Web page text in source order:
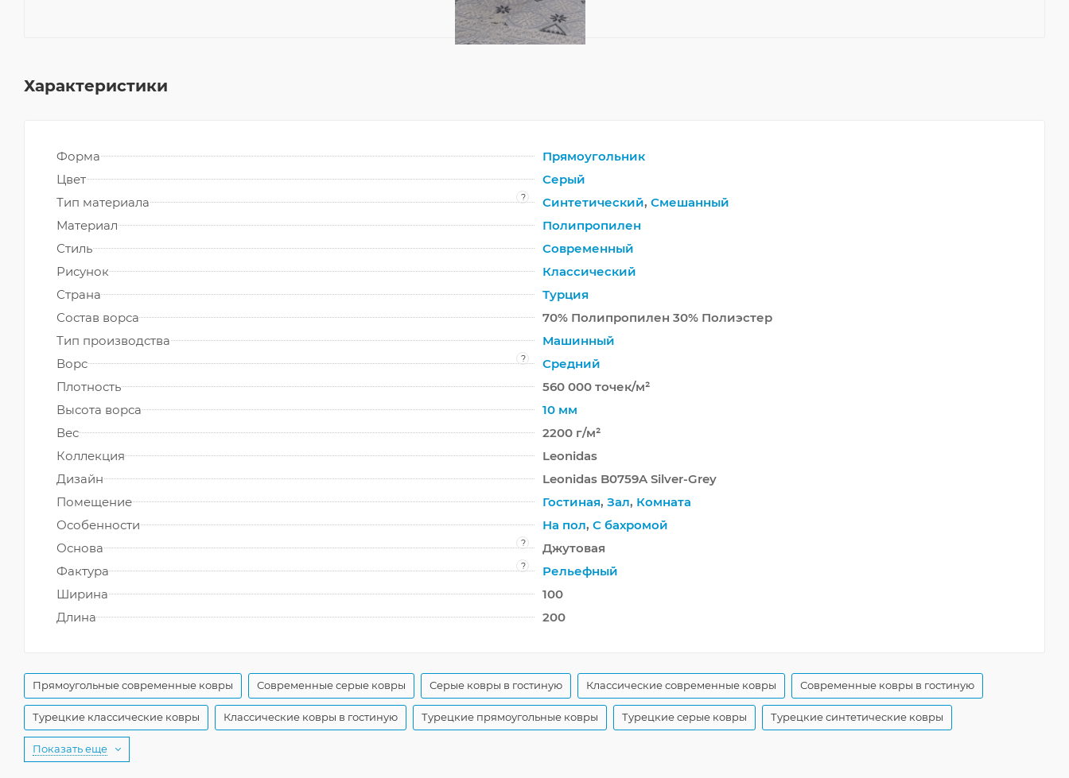
Характеристики
Форма
Прямоугольник
Цвет
Серый
Тип материала
? Синтетический, Смешанный
Материал
Полипропилен
Стиль
Современный
Рисунок
Классический
Страна
Турция
Состав ворса
70% Полипропилен 30% Полиэстер
Тип производства
Машинный
Ворс
?
Средний
Плотность
560 000 точек/м²
Высота ворса
10 мм
Вес
2200 г/м²
Коллекция
Leonidas
Дизайн
Leonidas B0759A Silver-Grey
Помещение
Гостиная, Зал, Комната
Особенности
На пол, С бахромой
Основа
?
Джутовая
Фактура
?
Рельефный
Ширина
100
Длина
200
Прямоугольные современные ковры Современные серые ковры Серые ковры в гостиную Классические современные ковры Современные ковры в гостиную
Турецкие классические ковры Классические ковры в гостиную Турецкие прямоугольные ковры Турецкие серые ковры Турецкие синтетические ковры
Показать еще